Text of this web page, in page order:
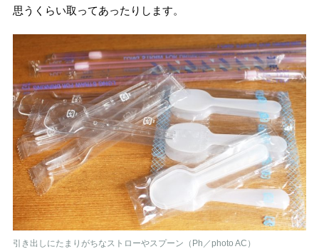
思うくらい取ってあったりします。
引き出しにたまりがちなストローやスプーン（Ph／photo AC）